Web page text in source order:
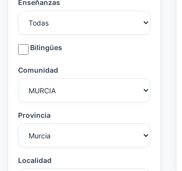
Enseñanzas
Bilingües
Comunidad
Provincia
Localidad